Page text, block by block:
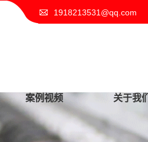
1918213531@qq.com
案例视频 关于我们